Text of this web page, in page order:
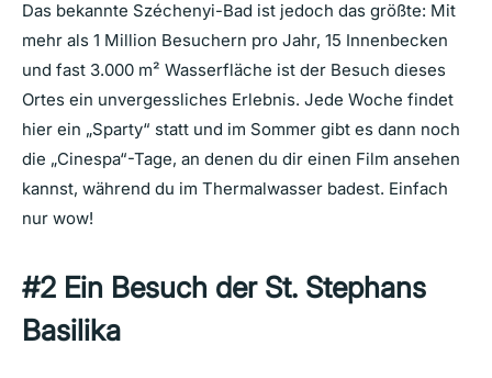
Das bekannte Széchenyi-Bad ist jedoch das größte: Mit
mehr als 1 Million Besuchern pro Jahr, 15 Innenbecken
und fast 3.000 m² Wasserfläche ist der Besuch dieses
Ortes ein unvergessliches Erlebnis. Jede Woche findet
hier ein „Sparty“ statt und im Sommer gibt es dann noch
die „Cinespa“-Tage, an denen du dir einen Film ansehen
kannst, während du im Thermalwasser badest. Einfach
nur wow!
#2 Ein Besuch der St. Stephans
Basilika